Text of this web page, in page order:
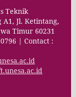
Teknik
Jl. Ketintang,
Timur 60231
| Contact :